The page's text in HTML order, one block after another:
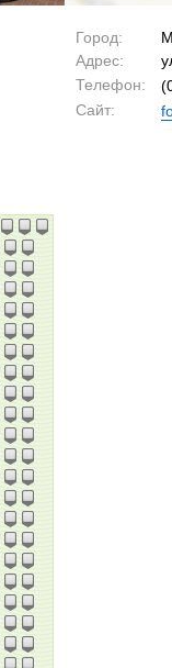
Город:
Адрес:
Телефон:
Сайт: